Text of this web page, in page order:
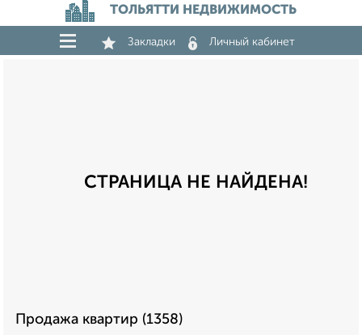
ТОЛЬЯТТИ НЕДВИЖИМОСТЬ
Закладки Личный кабинет
СТРАНИЦА НЕ НАЙДЕНА!
Продажа квартир (1358)